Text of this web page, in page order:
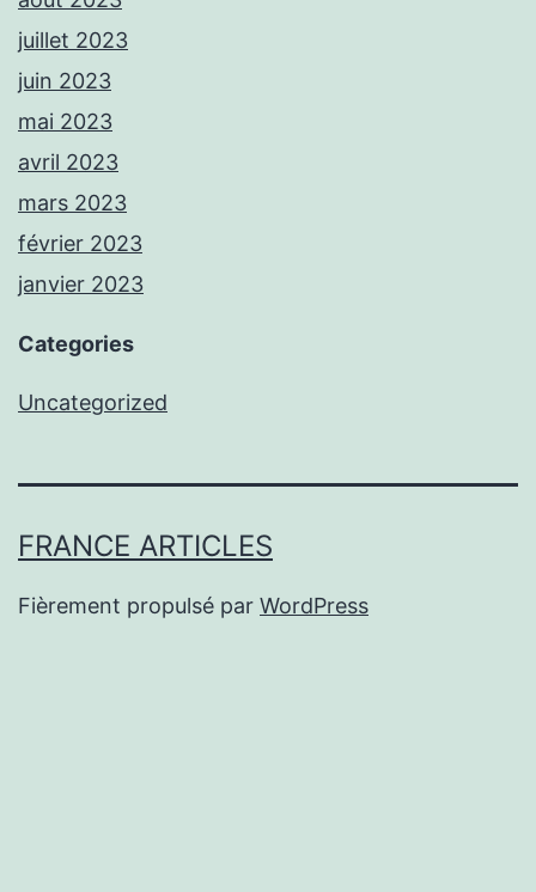
juillet 2023
juin 2023
mai 2023
avril 2023
mars 2023
février 2023
janvier 2023
Categories
Uncategorized
FRANCE ARTICLES
Fièrement propulsé par WordPress